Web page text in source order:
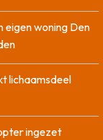
eigen woning Den
lichaamsdeel
ingezet